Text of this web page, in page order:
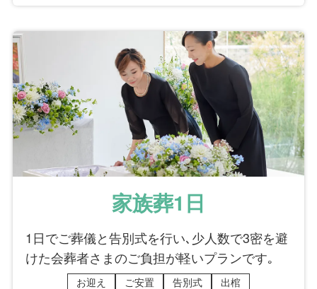
家族葬1日
1日でご葬儀と告別式を行い､少人数で3密を避
けた会葬者さまのご負担が軽いプランです｡
お迎え ご安置 告別式 出棺